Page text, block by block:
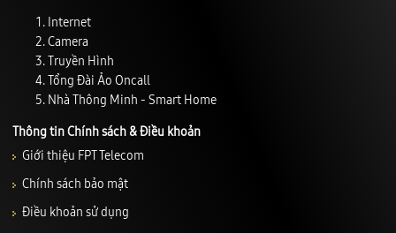
Internet
Camera
Truyền Hình
Tổng Đài Ảo Oncall
Nhà Thông Minh - Smart Home
Thông tin Chính sách & Điều khoản
Giới thiệu FPT Telecom
Chính sách bảo mật
Điều khoản sử dụng